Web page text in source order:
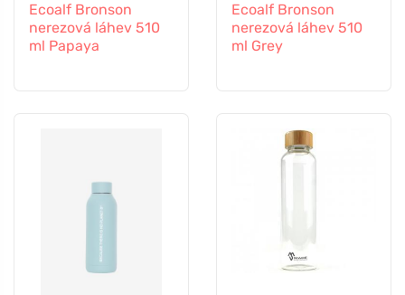
Ecoalf Bronson
nerezová láhev 510
ml Papaya
Ecoalf Bronson
nerezová láhev 510
ml Grey